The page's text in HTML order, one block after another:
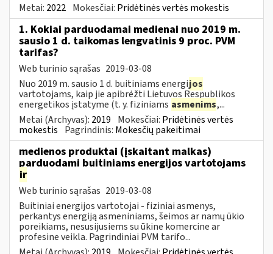
Metai: 2022 Mokesčiai: Pridėtinės vertės mokestis
1. Kokiai parduodamai medienai nuo 2019 m.
sausio 1 d. taikomas lengvatinis 9 proc. PVM
tarifas?
Web turinio sąrašas 2019-03-08
Nuo 2019 m. sausio 1 d. buitiniams energijos
vartotojams, kaip jie apibrėžti Lietuvos Respublikos
energetikos įstatyme (t. y. fiziniams asmenims,...
Metai (Archyvas): 2019 Mokesčiai: Pridėtinės vertės
mokestis Pagrindinis: Mokesčių pakeitimai
medienos produktai (įskaitant malkas)
parduodami buitiniams energijos vartotojams
ir
Web turinio sąrašas 2019-03-08
Buitiniai energijos vartotojai - fiziniai asmenys,
perkantys energiją asmeniniams, šeimos ar namų ūkio
poreikiams, nesusijusiems su ūkine komercine ar
profesine veikla. Pagrindiniai PVM tarifo...